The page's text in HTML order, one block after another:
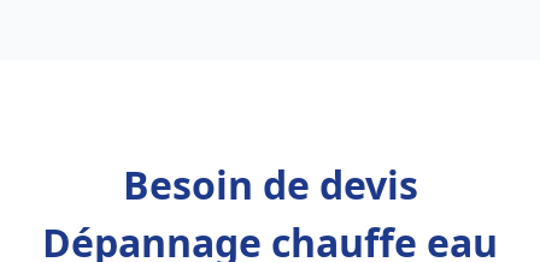
Besoin de devis
Dépannage chauffe eau